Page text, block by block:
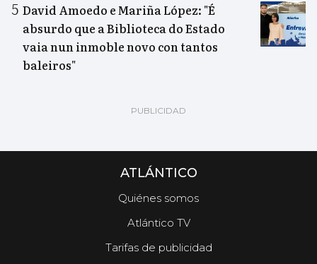
David Amoedo e Mariña López: "É
absurdo que a Biblioteca do Estado
vaia nun inmoble novo con tantos
baleiros"
ATLÁNTICO
Quiénes somos
Atlántico TV
Tarifas de publicidad